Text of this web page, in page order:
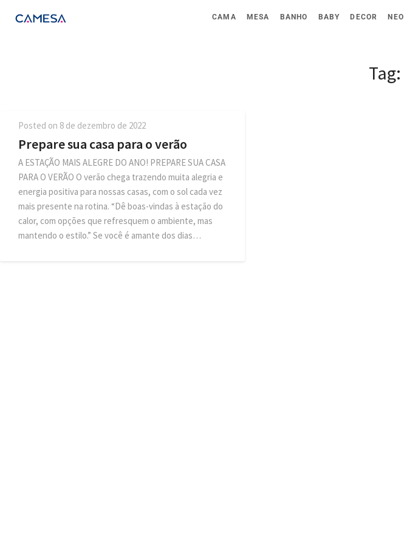
CAMA MESA BANHO BABY DECOR NEO
Tag:
Posted on 8 de dezembro de 2022
Prepare sua casa para o verão
A ESTAÇÃO MAIS ALEGRE DO ANO! PREPARE SUA CASA
PARA O VERÃO O verão chega trazendo muita alegria e
energia positiva para nossas casas, com o sol cada vez
mais presente na rotina. “Dê boas-vindas à estação do
calor, com opções que refresquem o ambiente, mas
mantendo o estilo.” Se você é amante dos dias…